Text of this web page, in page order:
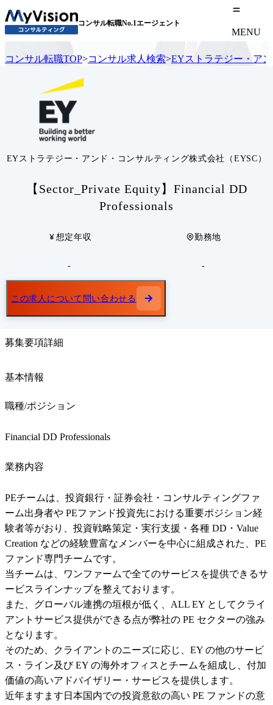
コンサル転職No.1エージェント
MENU
コンサル転職TOP>コンサル求人検索>EYストラテジー・ア
EYストラテジー・アンド・コンサルティング株式会社（EYSC）
【Sector_Private Equity】Financial DD
Professionals
想定年収
-
勤務地
-
この求人について問い合わせる
募集要項詳細
基本情報
職種/ポジション
Financial DD Professionals
業務内容
PEチームは、投資銀行・証券会社・コンサルティングファ
ーム出身者や PEファンド投資先における重要ポジション経
験者等がおり、投資戦略策定・実行支援・各種 DD・Value
Creation などの経験豊富なメンバーを中心に組成された、PE
ファンド専門チームです。
当チームは、ワンファームで全てのサービスを提供できるサ
ービスラインナップを整えております。
また、グローバル連携の垣根が低く、ALL EY としてクライ
アントサービス提供ができる点が弊社の PE セクターの強み
となります。
そのため、クライアントのニーズに応じ、EY の他のサービ
ス・ライン及び EY の海外オフィスとチームを組成し、付加
価値の高いアドバイザリー・サービスを提供します。
近年ますます日本国内での投資意欲の高い PE ファンドの意